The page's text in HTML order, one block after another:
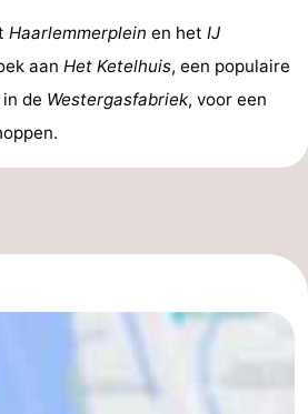
Haarlemmerplein en het IJ
aan Het Ketelhuis, een populaire
de Westergasfabriek, voor een